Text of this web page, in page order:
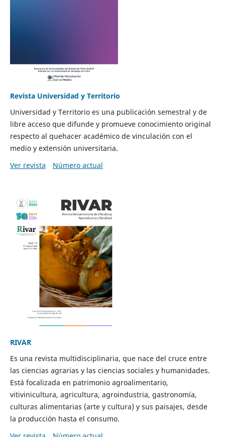
Revista Universidad y Territorio
Universidad y Territorio es una publicación semestral y de
libre acceso que difunde y promueve conocimiento original
respecto al quehacer académico de vinculación con el
medio y extensión universitaria.
Ver revista
Número actual
RIVAR
Es una revista multidisciplinaria, que nace del cruce entre
las ciencias agrarias y las ciencias sociales y humanidades.
Está focalizada en patrimonio agroalimentario,
vitivinicultura, agricultura, agroindustria, gastronomía,
culturas alimentarias (arte y cultura) y sus paisajes, desde
la producción hasta el consumo.